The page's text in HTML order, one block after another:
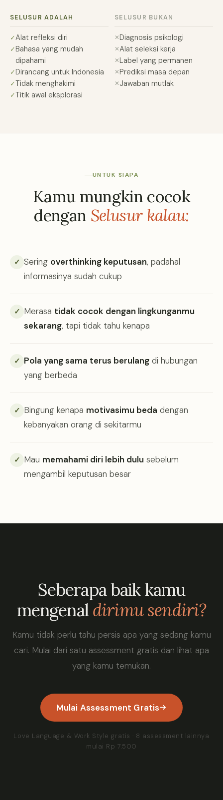
SELUSUR ADALAH
Alat refleksi diri
Bahasa yang mudah
dipahami
Dirancang untuk Indonesia
Tidak menghakimi
Titik awal eksplorasi
SELUSUR BUKAN
Diagnosis psikologi
Alat seleksi kerja
Label yang permanen
Prediksi masa depan
Jawaban mutlak
UNTUK SIAPA
Kamu mungkin cocok
dengan Selusur kalau:
✓ Sering overthinking keputusan, padahal
informasinya sudah cukup
✓ Merasa tidak cocok dengan lingkunganmu
sekarang, tapi tidak tahu kenapa
✓ Pola yang sama terus berulang di hubungan
yang berbeda
✓ Bingung kenapa motivasimu beda dengan
kebanyakan orang di sekitarmu
✓ Mau memahami diri lebih dulu sebelum
mengambil keputusan besar
Seberapa baik kamu
mengenal dirimu sendiri?
Kamu tidak perlu tahu persis apa yang sedang kamu
cari. Mulai dari satu assessment gratis dan lihat apa
yang kamu temukan.
Mulai Assessment Gratis
Love Language & Work Style gratis · 8 assessment lainnya
mulai Rp 7.500